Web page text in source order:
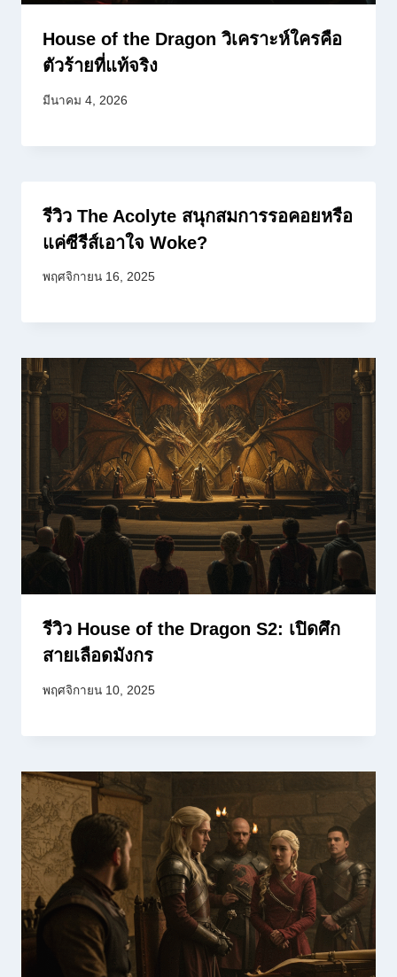
House of the Dragon วิเคราะห์ใครคือ
ตัวร้ายที่แท้จริง
มีนาคม 4, 2026
รีวิว The Acolyte สนุกสมการรอคอยหรือ
แค่ซีรีส์เอาใจ Woke?
พฤศจิกายน 16, 2025
รีวิว House of the Dragon S2: เปิดศึก
สายเลือดมังกร
พฤศจิกายน 10, 2025